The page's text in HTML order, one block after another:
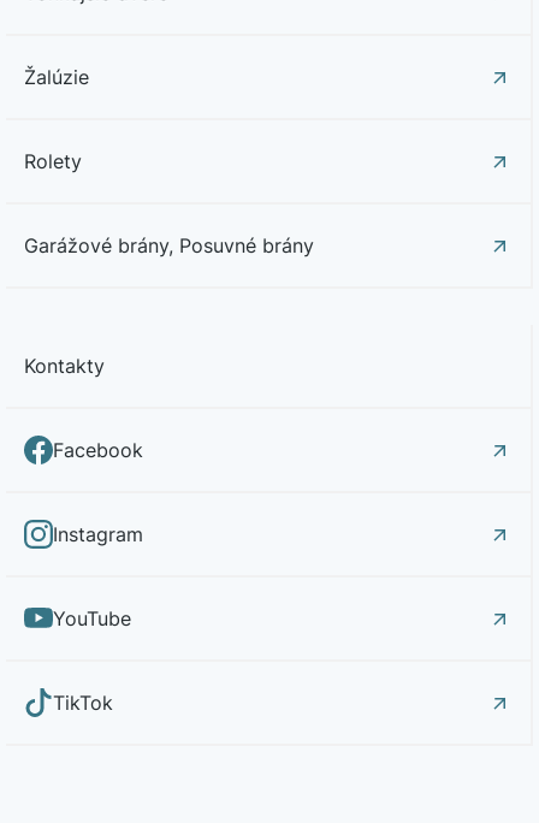
Žalúzie
Rolety
Garážové brány, Posuvné brány
Kontakty
Facebook
Instagram
YouTube
TikTok